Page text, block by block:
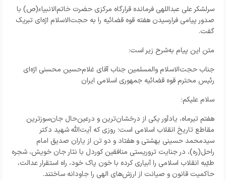
سرلشکر علی عبداللهی فرمانده قرارگاه مرکزی حضرت خاتم‌الانبیاء(ص) با
صدور پیامی فرارسیدن هفته قوه قضائیه را به حجت‌الاسلام اژه‌ای تبریک
گفت.
متن این پیام به‌شرح زیر است:
جناب حجت‌الاسلام والمسلمین جناب آقای غلام‌حسین محسنی اژه‌ای
رئیس محترم قوه قضائیه جمهوری اسلامی ایران
سلام علیکم؛
هفتم تیرماه، یادآور یکی از درخشان‌ترین و درعین‌حال جان‌سوزترین
مقاطع تاریخ انقلاب اسلامی است؛ روزی که آیت‌الله شهید دکتر
سیدمحمد حسینی بهشتی و هفتاد و دو تن از یاران صدیق امام
راحل(ره)، در جنایت تروریستی منافقین کوردل با نثار جان خویش، شجره
طیّبه انقلاب اسلامی را آبیاری کرده با خون پاک خود، راه استقرار عدالت،
حاکمیت قانون و صیانت از ارزش‌های الهی را جاودانه ساختند.